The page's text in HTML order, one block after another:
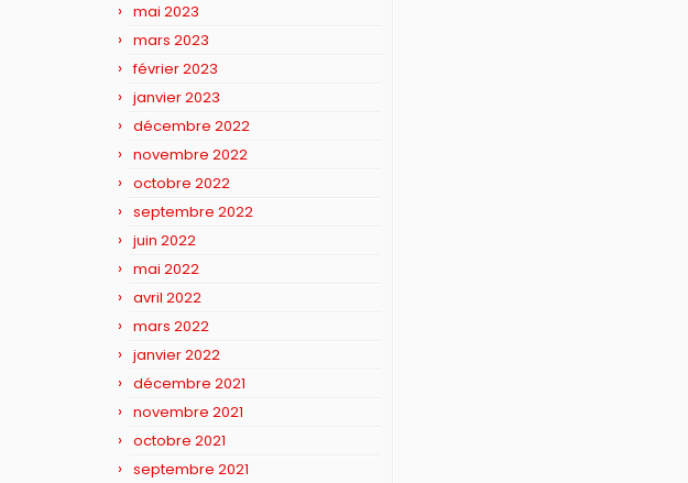
mai 2023
mars 2023
février 2023
janvier 2023
décembre 2022
novembre 2022
octobre 2022
septembre 2022
juin 2022
mai 2022
avril 2022
mars 2022
janvier 2022
décembre 2021
novembre 2021
octobre 2021
septembre 2021